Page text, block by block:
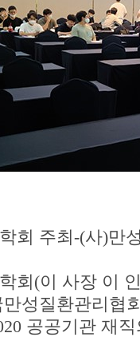
회 주최-(사)만
회(이 사장 이
성질환관리협
공공기관 재